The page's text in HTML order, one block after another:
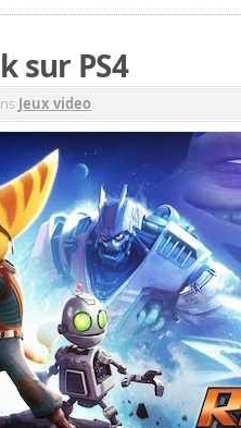
sur PS4
Jeux video